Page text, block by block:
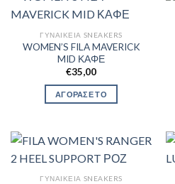
ΓΥΝΑΙΚΕΊΑ SNEAKERS
WOMEN’S FILA MAVERICK
MID ΚΑΦΕ
€35,00
ΑΓΟΡΑΣΕ ΤΟ
ΓΥΝΑΙΚΕΊΑ SNEAKERS